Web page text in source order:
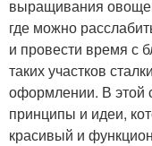
выращивания
где можно
и провести время с
таких участков
оформлении. В этой
принципы и идеи,
красивый и